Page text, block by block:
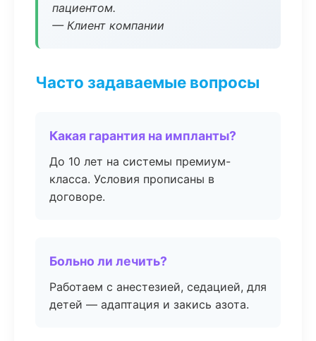
пациентом.
— Клиент компании
Часто задаваемые вопросы
Какая гарантия на импланты?
До 10 лет на системы премиум-
класса. Условия прописаны в
договоре.
Больно ли лечить?
Работаем с анестезией, седацией, для
детей — адаптация и закись азота.